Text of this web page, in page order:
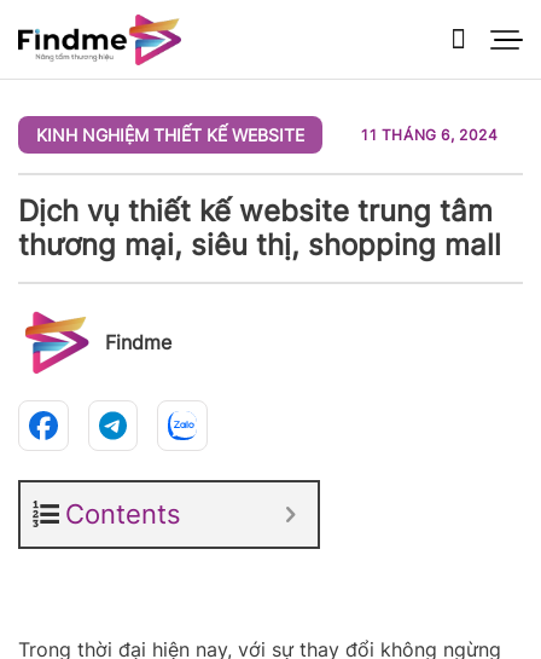
qua
nội
KINH NGHIỆM THIẾT KẾ WEBSITE 11 THÁNG 6, 2024
Dịch vụ thiết kế website trung tâm
thương mại, siêu thị, shopping mall
Findme
Contents
Trong thời đại hiện nay, với sự thay đổi không ngừng